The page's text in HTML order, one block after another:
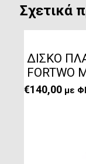
Σχετικά
ΔΙΣΚΟ
€140,00 με